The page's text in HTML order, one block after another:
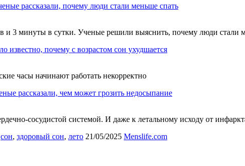
рассказали, почему люди стали меньше спать
и 3 минуты в сутки. Ученые решили выяснить, почему люди стали
известно, почему с возрастом сон ухудшается
часы начинают работать некорректно
рассказали, чем может грозить недосыпание
сосудистой системой. И даже к летальному исходу от
сон, здоровый сон, лето 21/05/2025 Menslife.com